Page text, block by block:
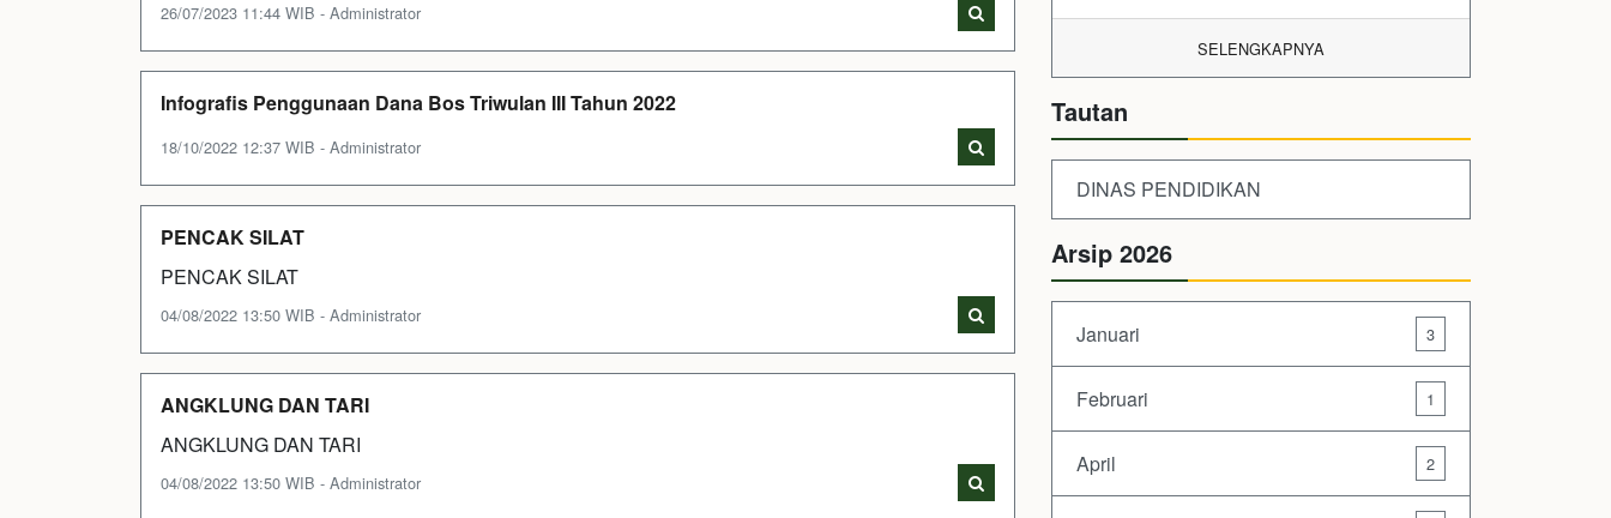
26/07/2023 11:44 WIB - Administrator
Infografis Penggunaan Dana Bos Triwulan III Tahun 2022
18/10/2022 12:37 WIB - Administrator
PENCAK SILAT
PENCAK SILAT
04/08/2022 13:50 WIB - Administrator
ANGKLUNG DAN TARI
ANGKLUNG DAN TARI
04/08/2022 13:50 WIB - Administrator
SELENGKAPNYA
Tautan
DINAS PENDIDIKAN
Arsip 2026
Januari 3
Februari 1
April 2